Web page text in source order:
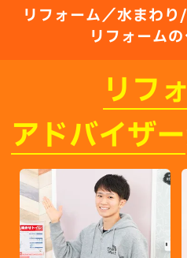
リフォーム／水まわ
リフォームの
リフ
アドバイザー